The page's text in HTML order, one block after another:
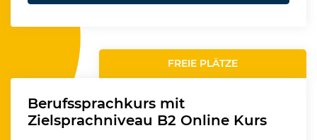
FREIE PLÄTZE
Berufssprachkurs mit
Zielsprachniveau B2 Online Kurs